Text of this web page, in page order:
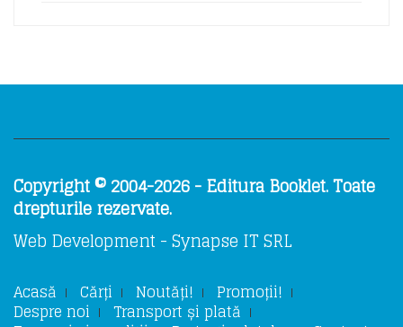
Copyright © 2004-2026 - Editura Booklet. Toate
drepturile rezervate.
Web Development - Synapse IT SRL
Acasă Cărți Noutăți! Promoții!
Despre noi Transport și plată